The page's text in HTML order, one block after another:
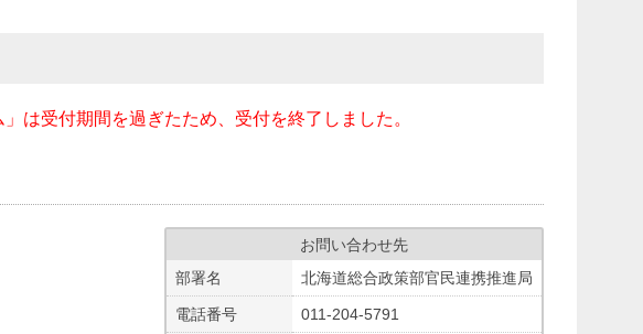
は受付期間を過ぎたため、受付を終了しました。
お問い合わせ先
部署名
北海道総合政策部官民連携推進局
電話番号 011-204-5791